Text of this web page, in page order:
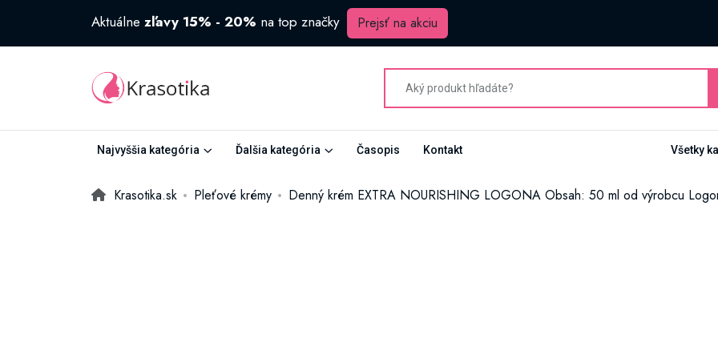
Aktuálne zľavy 15% - 20% na top značky Prejsť na akciu
Najvyššia kategória Ďalšia kategória Časopis Kontakt Všetky
Krasotika.sk Pleťové krémy Denný krém EXTRA NOURISHING LOGONA Obsah: 50 ml od výrobcu